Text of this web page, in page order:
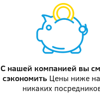
С нашей компанией вы
сэкономить Цены ниже
никаких